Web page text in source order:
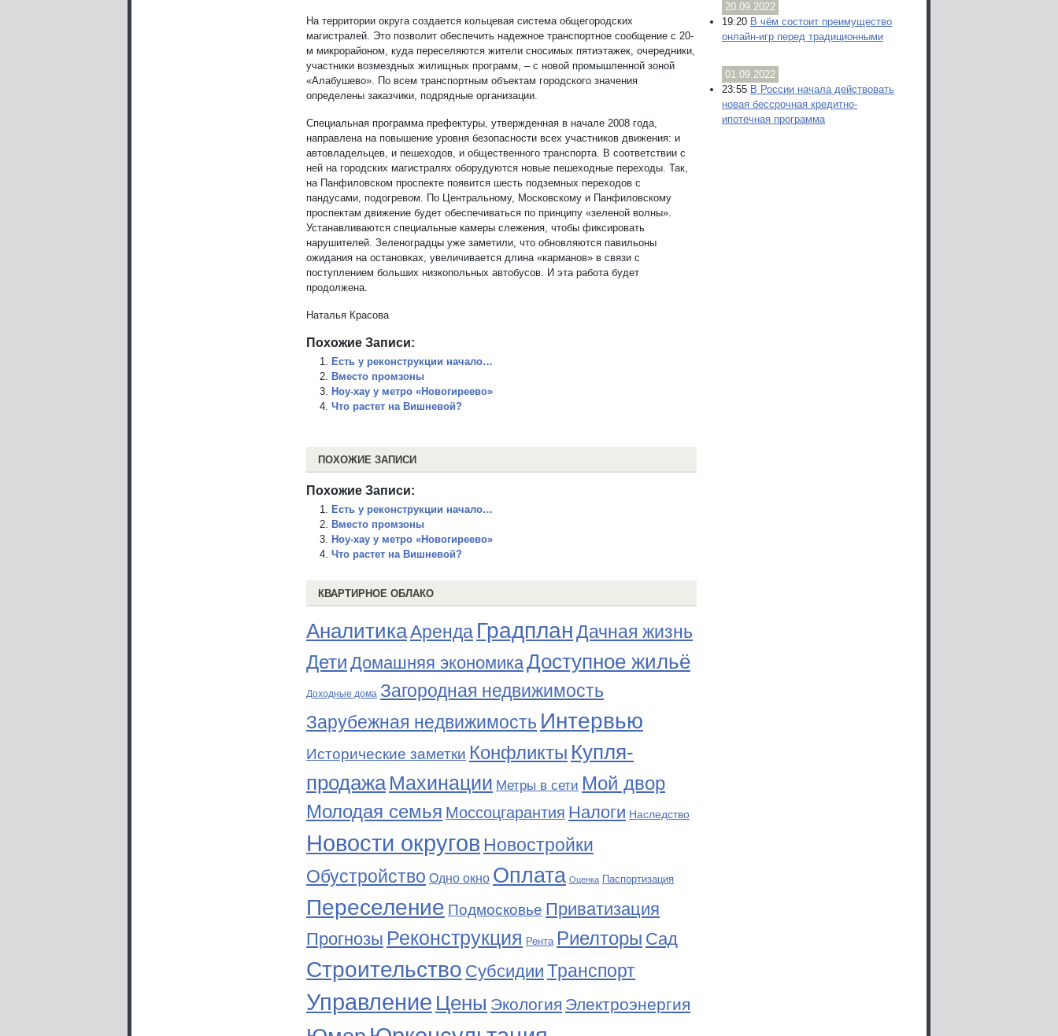
На территории округа создается кольцевая система общегородских
магистралей. Это позволит обеспечить надежное транспортное сообщение с 20-
м микрорайоном, куда переселяются жители сносимых пятиэтажек, очередники,
участники возмездных жилищных программ, – с новой промышленной зоной
«Алабушево». По всем транспортным объектам городского значения
определены заказчики, подрядные организации.
Специальная программа префектуры, утвержденная в начале 2008 года,
направлена на повышение уровня безопасности всех участников движения: и
автовладельцев, и пешеходов, и общественного транспорта. В соответствии с
ней на городских магистралях оборудуются новые пешеходные переходы. Так,
на Панфиловском проспекте появится шесть подземных переходов с
пандусами, подогревом. По Центральному, Московскому и Панфиловскому
проспектам движение будет обеспечиваться по принципу «зеленой волны».
Устанавливаются специальные камеры слежения, чтобы фиксировать
нарушителей. Зеленоградцы уже заметили, что обновляются павильоны
ожидания на остановках, увеличивается длина «карманов» в связи с
поступлением больших низкопольных автобусов. И эта работа будет
продолжена.
Наталья Красова
Похожие Записи:
Есть у реконструкции начало…
Вместо промзоны
Ноу-хау у метро «Новогиреево»
Что растет на Вишневой?
ПОХОЖИЕ ЗАПИСИ
Похожие Записи:
Есть у реконструкции начало…
Вместо промзоны
Ноу-хау у метро «Новогиреево»
Что растет на Вишневой?
КВАРТИРНОЕ ОБЛАКО
АналитикаАренда ГрадпланДачная жизнь
Дети Домашняя экономикаДоступное жильё
Доходные дома Загородная недвижимость
Зарубежная недвижимость Интервью
Исторические заметки Конфликты Купля-
продажа Махинации Метры в сети Мой двор
Молодая семья Моссоцгарантия Налоги Наследство
Новости округов Новостройки
Обустройство Одно окно Оплата Оценка Паспортизация
Переселение Подмосковье Приватизация
Прогнозы Реконструкция Рента Риелторы Сад
Строительство Субсидии Транспорт
Управление Цены Экология Электроэнергия
20.09.2022
19:20 В чём состоит преимущество
онлайн-игр перед традиционными
01.09.2022
23:55 В России начала действовать
новая бессрочная кредитно-
ипотечная программа